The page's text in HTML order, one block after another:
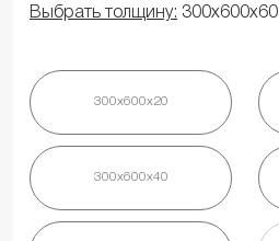
Выбрать толщину: 300х600х60
300х600х20
300х600х40